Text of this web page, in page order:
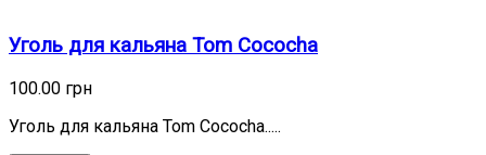
Уголь для кальяна Tom Cococha
100.00 грн
Уголь для кальяна Tom Cococha.....